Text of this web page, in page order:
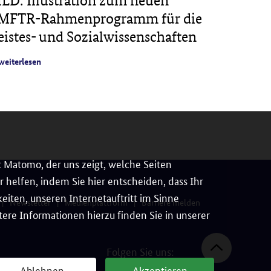
der uns zeigt, welche Seiten
helfen, indem Sie hier entscheiden, dass Ihr
unseren Internetauftritt im Sinne
Informationen hierzu finden Sie in unserer
Rahmenprogramm für die
und Sozialwissenschaften
Newsletter Medienplattform Barriere melden
Folgen Sie uns: